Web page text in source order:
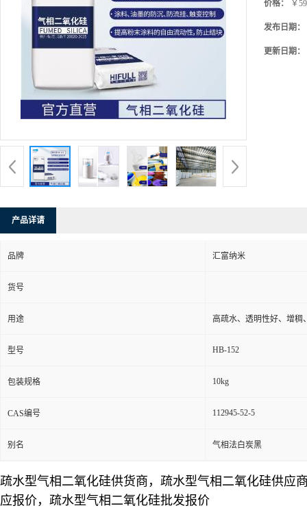
价格： ￥
发布日期：
更新日期：
产品详请
品牌 汇富纳米
货号
用途 高疏水、透明性好、增稠
型号 HB-152
包装规格 10kg
CAS编号 112945-52-5
别名 气相法白炭黑
疏水型气相二氧化硅供货商，疏水型气相二氧化硅供应
应报价，疏水型气相二氧化硅批发报价